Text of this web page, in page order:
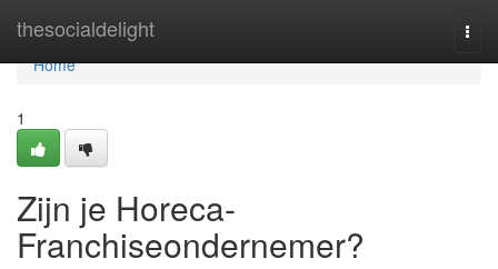
thesocialdelight
Home
Home
1
Zijn je Horeca-
Franchiseondernemer?